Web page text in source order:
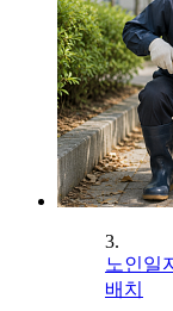
3.
노인일
배치